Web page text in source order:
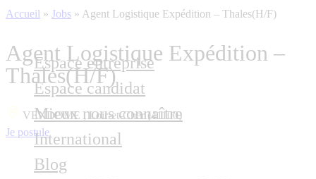
Espace entreprise
Espace candidat
Mieux nous connaître
International
Blog
Accueil » Jobs » Agent Logistique Expédition – Thales(H/F)
Agent Logistique Expédition –
Thales(H/F)
VENDOME , Loir-et-Cher (41100)
Je postule